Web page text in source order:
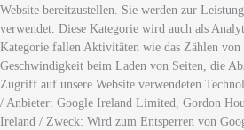
Website bereitzustellen. Sie werden zur
verwendet. Diese Kategorie wird auch als
Kategorie fallen Aktivitäten wie das Zählen von
Geschwindigkeit beim Laden von Seiten, die
Zugriff auf unsere Website verwendeten
/ Anbieter: Google Ireland Limited, Gordon
Ireland / Zweck: Wird zum Entsperren von